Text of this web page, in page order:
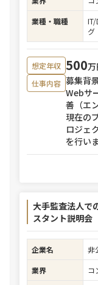
業種・職種
IT/
グ
想定年収 500
仕事内容 募集背
Webサ
善（エ
現在の
ロジェ
を行い
大手監査法人で
スタント説明会
企業名
非
業界
コ